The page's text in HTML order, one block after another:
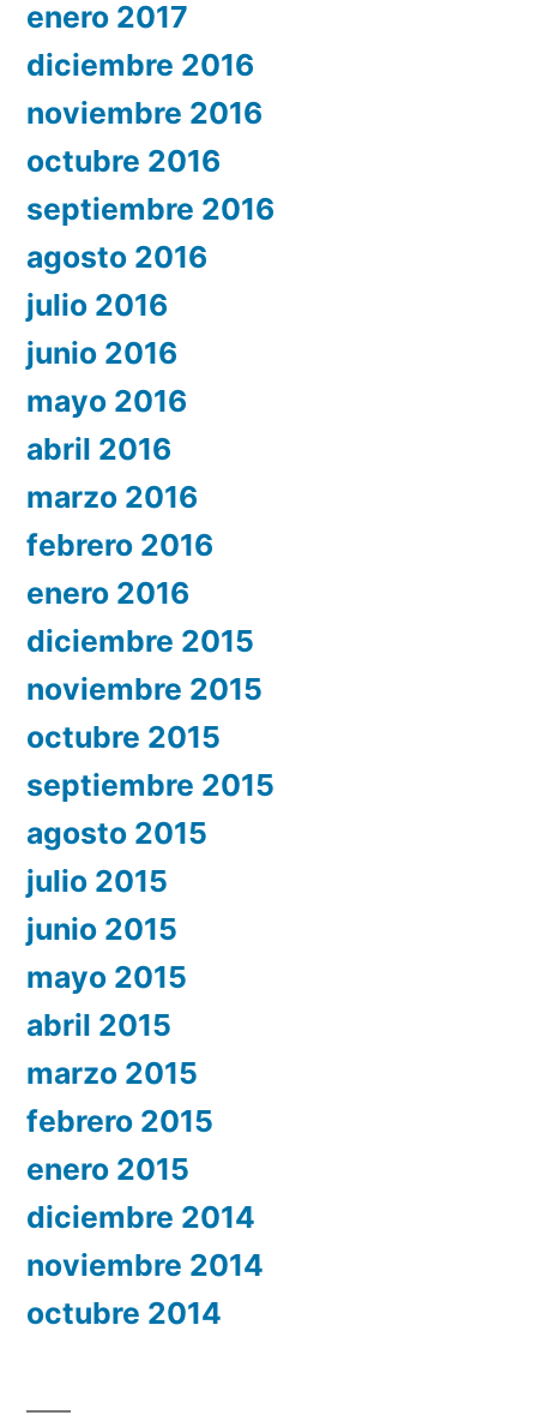
enero 2017
diciembre 2016
noviembre 2016
octubre 2016
septiembre 2016
agosto 2016
julio 2016
junio 2016
mayo 2016
abril 2016
marzo 2016
febrero 2016
enero 2016
diciembre 2015
noviembre 2015
octubre 2015
septiembre 2015
agosto 2015
julio 2015
junio 2015
mayo 2015
abril 2015
marzo 2015
febrero 2015
enero 2015
diciembre 2014
noviembre 2014
octubre 2014